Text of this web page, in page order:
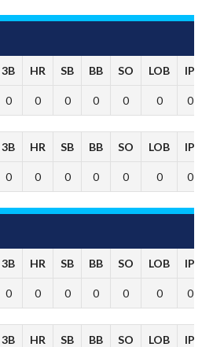
3B HR SB BB SO LOB IP
0 0 0 0 0 0 0
3B HR SB BB SO LOB IP
0 0 0 0 0 0 0
3B HR SB BB SO LOB IP
0 0 0 0 0 0 0
3B HR SB BB SO LOB IP